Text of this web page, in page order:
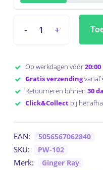
Op werkdagen vóór
Gratis verzendingvanaf
Retourneren binnen 30
Click&Collectbij het
EAN: 5056567062840
SKU: PW-102
Merk: Ginger Ray